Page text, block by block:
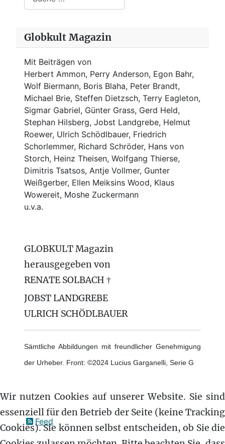
Globkult Magazin
Mit Beiträgen von
Herbert Ammon, Perry Anderson, Egon Bahr,
Wolf Biermann, Boris Blaha, Peter Brandt,
Michael Brie, Steffen Dietzsch, Terry Eagleton,
Sigmar Gabriel, Günter Grass, Gerd Held,
Stephan Hilsberg, Jobst Landgrebe, Helmut
Roewer, Ulrich Schödlbauer, Friedrich
Schorlemmer, Richard Schröder, Hans von
Storch, Heinz Theisen, Wolfgang Thierse,
Dimitris Tsatsos, Antje Vollmer, Gunter
Weißgerber, Ellen Meiksins Wood, Klaus
Wowereit, Moshe Zuckermann
u.v.a.
GLOBKULT Magazin
herausgegeben von
RENATE SOLBACH †
JOBST LANDGREBE
ULRICH SCHÖDLBAUER
Sämtliche Abbildungen mit freundlicher Genehmigung
der Urheber. Front: ©2024 Lucius Garganelli, Serie G
Feed
Wir nutzen Cookies auf unserer Website. Sie sind
essenziell für den Betrieb der Seite (keine Tracking
Cookies). Sie können selbst entscheiden, ob Sie die